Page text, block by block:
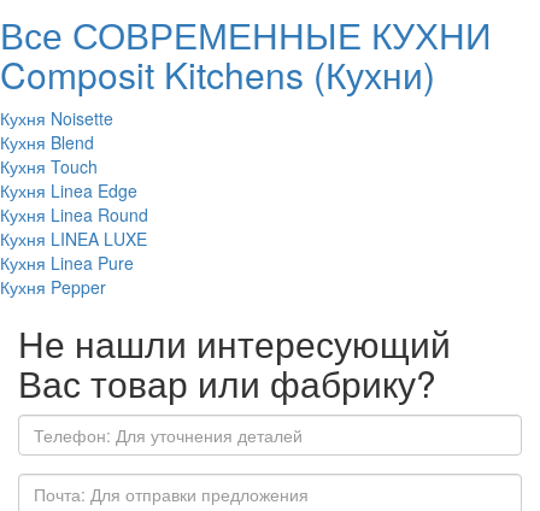
Все СОВРЕМЕННЫЕ КУХНИ
Composit Kitchens (Кухни)
Кухня Noisette
Кухня Blend
Кухня Touch
Кухня Linea Edge
Кухня Linea Round
Кухня LINEA LUXE
Кухня Linea Pure
Кухня Pepper
Не нашли интересующий
Вас товар или фабрику?